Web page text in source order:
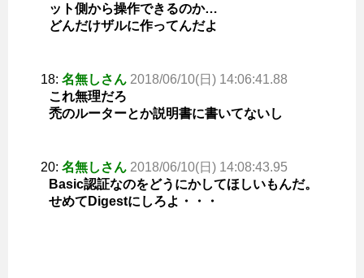
ット側から操作できるのか…
どんだけザルに作ってんだよ
18: 名無しさん 2018/06/10(日) 14:06:41.88
これ無理だろ
禿のルーターとか説明書に書いてないし
20: 名無しさん 2018/06/10(日) 14:08:43.95
Basic認証なのをどうにかしてほしいもんだ。
せめてDigestにしろよ・・・